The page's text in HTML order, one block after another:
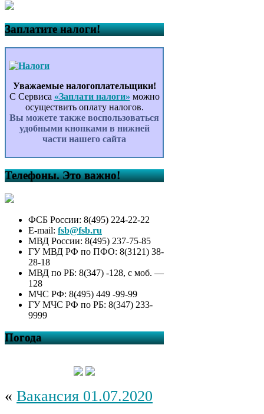
Заплатите налоги!
Уважаемые налогоплательщики!
С Сервиса «Заплати налоги» можно
осуществить оплату налогов.
Вы можете также воспользоваться
удобными кнопками в нижней
части нашего сайта
Телефоны. Это важно!
ФСБ России: 8(495) 224-22-22
E-mail: fsb@fsb.ru
МВД России: 8(495) 237-75-85
ГУ МВД РФ по ПФО: 8(3121) 38-
28-18
МВД по РБ: 8(347) -128, с моб. —
128
МЧС РФ: 8(495) 449 -99-99
ГУ МЧС РФ по РБ: 8(347) 233-
9999
Погода
« Вакансия 01.07.2020